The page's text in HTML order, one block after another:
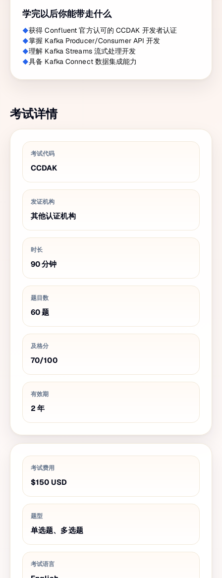
学完以后你能带走什么
获得 Confluent 官方认可的 CCDAK 开发者认证
掌握 Kafka Producer/Consumer API 开发
理解 Kafka Streams 流式处理开发
具备 Kafka Connect 数据集成能力
考试详情
考试代码
CCDAK
发证机构
其他认证机构
时长
90分钟
题目数
60题
及格分
70/100
有效期
2 年
考试费用
$150 USD
题型
单选题、多选题
考试语言